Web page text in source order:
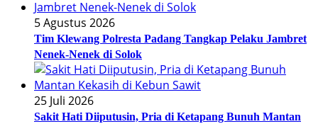
5 Agustus 2026
Tim Klewang Polresta Padang Tangkap Pelaku Jambret
Nenek-Nenek di Solok
25 Juli 2026
Sakit Hati Diiputusin, Pria di Ketapang Bunuh Mantan